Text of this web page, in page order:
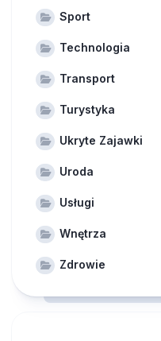
Sport
Technologia
Transport
Turystyka
Ukryte Zajawki
Uroda
Usługi
Wnętrza
Zdrowie